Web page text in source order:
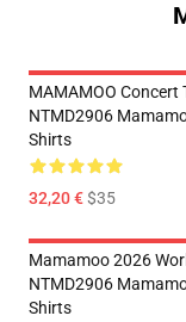
MAMAMOO Concert
NTMD2906
Shirts
32,20 €$35
Mamamoo 2026
NTMD2906
Shirts